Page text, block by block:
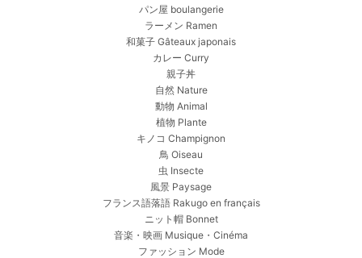
パン屋 boulangerie
ラーメン Ramen
和菓子 Gâteaux japonais
カレー Curry
親子丼
自然 Nature
動物 Animal
植物 Plante
キノコ Champignon
鳥 Oiseau
虫 Insecte
風景 Paysage
フランス語落語 Rakugo en français
ニット帽 Bonnet
音楽・映画 Musique・Cinéma
ファッション Mode